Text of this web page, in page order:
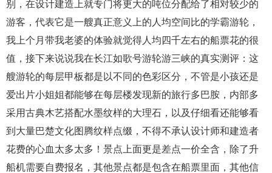
别，在设计建造上就专门将更大的吨位分配给了相对较少的
游客，代表它是一艘真正意义上的人均空间比的学霸游轮，
我上个月带我老婆的体验就觉得人均四千左右的船票花的很
值，接下来说说我在长江如歌号游轮游三峡的真实测评：这
艘游轮的每层甲板都是以不同的色彩区分，不管是小孩还是
爱出片小姐姐都能够在每层楼发现新的旅行多巴胺，内部多
采用古典木艺搭配水墨纹样的大理石，以及仔细看还能够看
到大量巴楚文化图腾纹样点缀，不得不承认设计师和建造者
花费的心血太多太多！景点上面更是差点一价全含，除了升
船机需要自费报名，其他景点都是包含在船票里面，其他信